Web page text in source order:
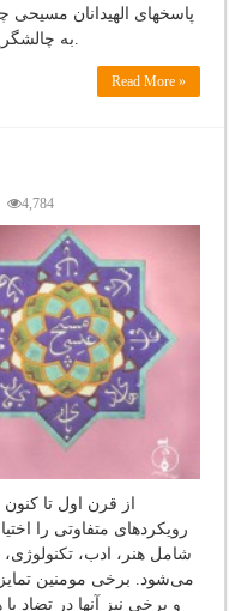
پاسخهای الهیدانان مسیحی
Read More »
4,784
از قرن اول تا
رویكردهای متفاوتی را
شامل هنر، ادب،
می‌شود. برخی مومنین
و برخی نیز آنها در تضاد